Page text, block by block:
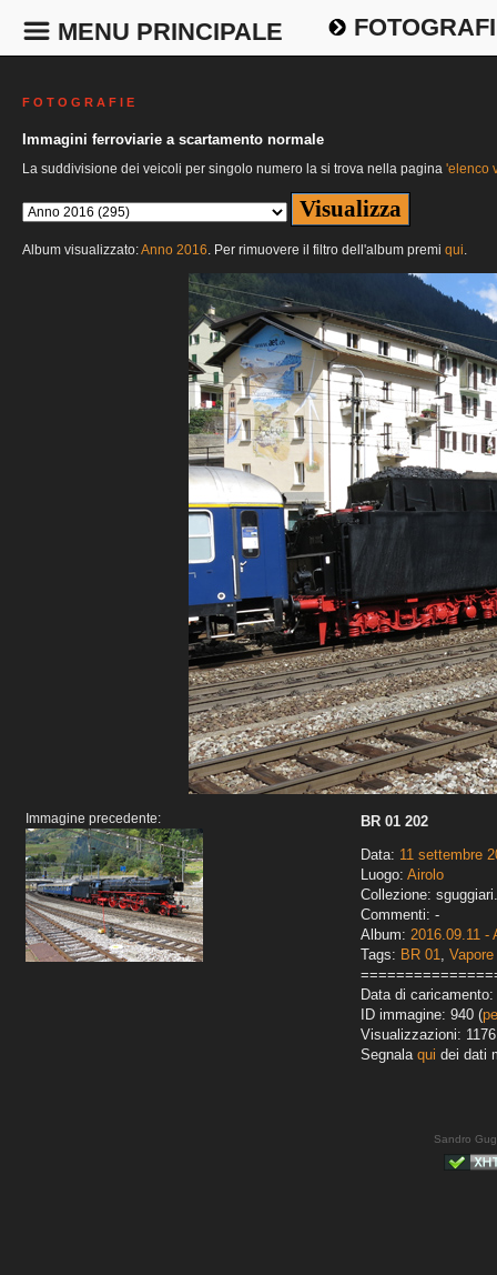
MENU PRINCIPALE
F O T O G R A F I E
Immagini ferroviarie a scartamento normale
La suddivisione dei veicoli per singolo numero la si trova nella pagina 'elenco
Album visualizzato:Anno 2016. Per rimuovere il filtro dell'album premi qui.
Immagine precedente:
BR 01 202
Data: 11 settembre
Luogo: Airolo
Collezione:
Commenti: -
Album: 2016.09.11 -
Tags: BR 01, Vapore
Data di caricamento:
ID immagine: 940 (
Visualizzazioni: 1176
Segnala qui dei dati
Sandro